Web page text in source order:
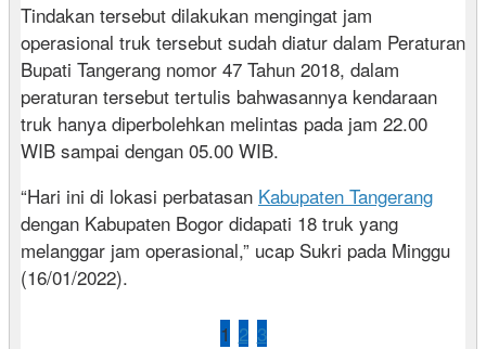
Tindakan tersebut dilakukan mengingat jam
operasional truk tersebut sudah diatur dalam Peraturan
Bupati Tangerang nomor 47 Tahun 2018, dalam
peraturan tersebut tertulis bahwasannya kendaraan
truk hanya diperbolehkan melintas pada jam 22.00
WIB sampai dengan 05.00 WIB.
“Hari ini di lokasi perbatasan Kabupaten Tangerang
dengan Kabupaten Bogor didapati 18 truk yang
melanggar jam operasional,” ucap Sukri pada Minggu
(16/01/2022).
1 2 3